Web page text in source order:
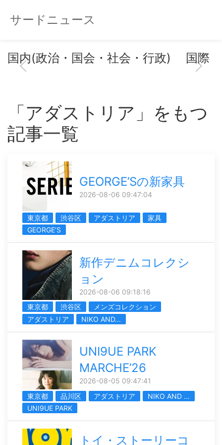
サードニュース
国内(政治・国会・社会・行政) 国際
「アダストリア」をもつ
記事一覧
GEORGE’Sの新家具
2026-08-06 09:47:04
東京都 渋谷区 アダストリア
家具
GEORGE’S
新作デニムコレクシ
ョン
2026-08-06 09:18:16
東京都
渋谷区
メンズコレクション
アダストリア
NIKO AND...
UNI9UE PARK
MARCHE’26
2026-08-05 09:47:41
東京都
品川区 アダストリア
NIKO AND ...
UNI9UE PARK
トイ・ストーリーコ